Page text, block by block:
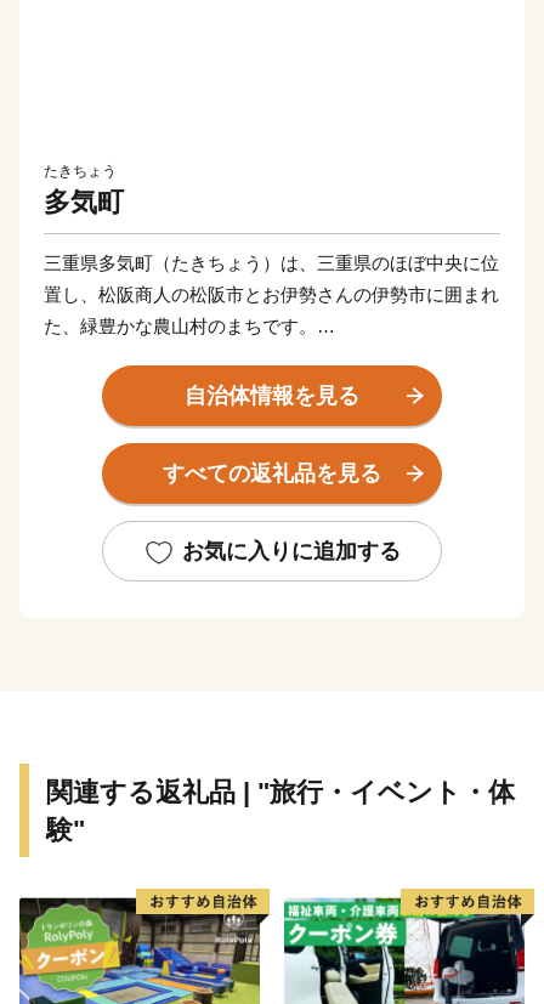
たきちょう
多気町
三重県多気町（たきちょう）は、三重県のほぼ中央に位
置し、松阪商人の松阪市とお伊勢さんの伊勢市に囲まれ
た、緑豊かな農山村のまちです。
命の意味があることから、多くの命を育む場所、命を支
えるのは食であることから、たくさんの食べ物が採れる
場所という意味があります。
世界のブランド松阪牛の全体の20％を肥育する一大産地
で、春にはほのかなお茶のいい香りに包まれます。
他にも、多気町でしか栽培出来ない特産の伊勢いもや、
ラン、清流宮川の畔で絶景を観ながら味わえる茅葺き日
本料理などなど、魅力的な飲食店が多数あります。
営するレストラン、その名も「高校生レストラン まご
の店」があり、営業日は多くのお客様で賑わっていま
す。
自治体情報を見る
すべての返礼品を見る
お気に入りに追加する
関連する返礼品 | "旅行・イベント・体
験"